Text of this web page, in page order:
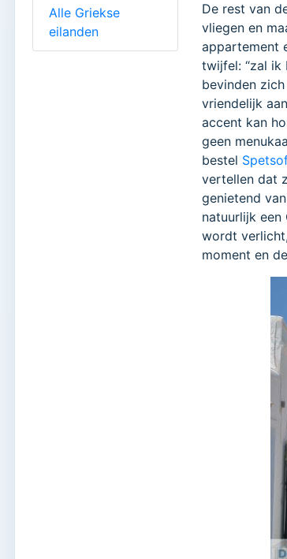
De rest van
vliegen en
appartement
twijfel: “zal ik
bevinden
vriendelijk
accent kan
geen
bestel
vertellen dat
genietend
natuurlijk
wordt
moment en
Alle Griekse
eilanden